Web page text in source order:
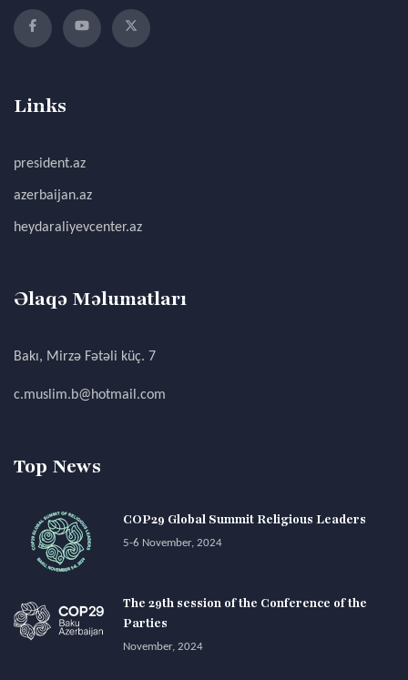
Links
president.az
azerbaijan.az
heydaraliyevcenter.az
Əlaqə Məlumatları
Bakı, Mirzə Fətəli küç. 7
c.muslim.b@hotmail.com
Top News
COP29 Global Summit Religious Leaders
5-6 November, 2024
The 29th session of the Conference of the
Parties
November, 2024